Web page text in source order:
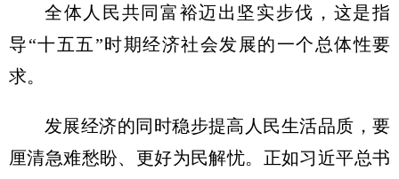
全体人民共同富裕迈出坚实步伐，这是指
导“十五五”时期经济社会发展的一个总体性要
求。
发展经济的同时稳步提高人民生活品质，要
厘清急难愁盼、更好为民解忧。正如习近平总书